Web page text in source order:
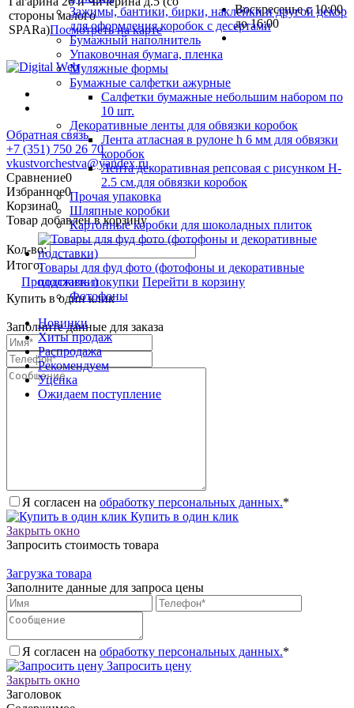
Зажимы, бантики, бирки, наклейки и другой декор
для оформления коробок с десертами
Бумажный наполнитель
Упаковочная бумага, пленка
Муляжные формы
Бумажные салфетки ажурные
Салфетки бумажные небольшим набором по
10 шт.
Декоративные ленты для обвязки коробок
Лента атласная в рулоне h 6 мм для обвязки
коробок
Лента декоративная репсовая с рисунком H-
2.5 см.для обвязки коробок
Прочая упаковка
Шляпные коробки
Картонные коробки для шоколадных плиток
Товары для фуд фото (фотофоны и декоративные
подставки)
Фотофоны
Новинки
Хиты продаж
Распродажа
Рекомендуем
Уценка
Ожидаем поступление
стороны малого
SPARa)Посмотреть на карте
Воскресенье с 10:00
до 16:00
Обратная связь
+7 (351) 750 26 70
vkustvorchestva@yandex.ru
Сравнение0
Избранное0
Корзина0
Товар добавлен в корзину
Кол-во:
Итого:
Продолжить покупки Перейти в корзину
Купить в один клик
Заполните данные для заказа
Я согласен на обработку персональных данных.*
Купить в один клик
Закрыть окно
Запросить стоимость товара
Загрузка товара
Заполните данные для запроса цены
Я согласен на обработку персональных данных.*
Запросить цену
Закрыть окно
Заголовок